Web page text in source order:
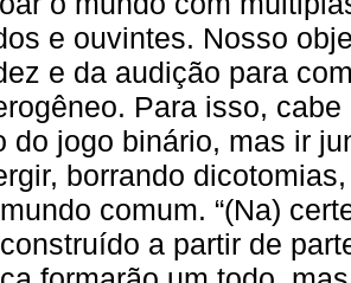
e ouvintes. Nosso
e da audição para
Para isso,
do jogo binário, mas ir
borrando
comum. “(Na)
a partir de